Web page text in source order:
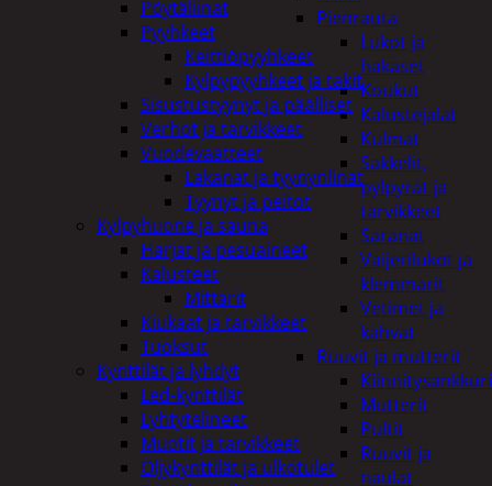
Pienrauta
Lukot ja
hakaset
Koukut
Kalustejalat
Kulmat
Sakkelit,
pylpyrät ja
tarvikkeet
Saranat
Vaijerilukot ja
klemmarit
Vetimet ja
kahvat
Ruuvit ja mutterit
Mutterit
Pultit
Ruuvit ja
naulat
Pöytäliinat
Pyyhkeet
Keittiöpyyhkeet
Kylpypyyhkeet ja takit
Sisustustyynyt ja päälliset
Verhot ja tarvikkeet
Vuodevaatteet
Lakanat ja tyynynlinat
Tyynyt ja peitot
Kylpyhuone ja sauna
Harjat ja pesuaineet
Kalusteet
Mittarit
Kiukaat ja tarvikkeet
Tuoksut
Kynttilät ja lyhdyt
Led-kynttilät
Lyhtytelineet
Muotit ja tarvikkeet
Öljykynttilät ja ulkotulet